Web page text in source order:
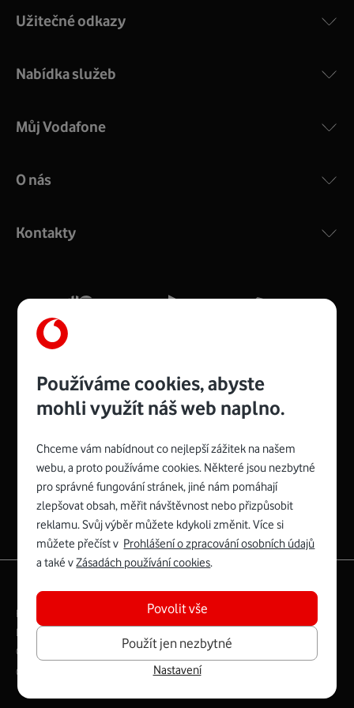
COMPAL CH7465VF
silný signál pro celou domácnost. Kompaktní rozměry 21
Více o COMPAL CH7465VF
Zyxel VMG8623-T50B:
Rozměry modemu jsou 16 x 22 x 7,5 cm (včetně stojánku)
a nabízí 4 gigabitové LAN porty a bezdrátové připojení Wi-
Fi ve verzích 802.11 b/g/n/ac pro frekvenci 2,4 GHz a
Mb/s.
Více o Zyxel VMG8623-T50B
Spojte se s Vodafonem
Užitečné odkazy
Nabídka služeb
Můj Vodafone
O nás
Kontakty
Právní­ podmí­nky
Ochrana soukromí­
Digitální odpovědnost
Ceník
Copyright © 2026 Vodafone Czech Republic a.s.
Používáme cookies, abyste
mohli využít náš web naplno.
Chceme vám nabídnout co nejlepší zážitek na našem
webu, a proto používáme cookies. Některé jsou nezbytné
pro správné fungování stránek, jiné nám pomáhají
zlepšovat obsah, měřit návštěvnost nebo přizpůsobit
reklamu. Svůj výběr můžete kdykoli změnit. Více si
můžete přečíst v Prohlášení o zpracování osobních údajů
a také vZásadách používání cookies.
Použít jen nezbytné
Povolit vše
Nastavení